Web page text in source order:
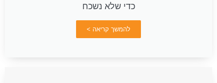
כדי שלא נשכח
להמשך קריאה >